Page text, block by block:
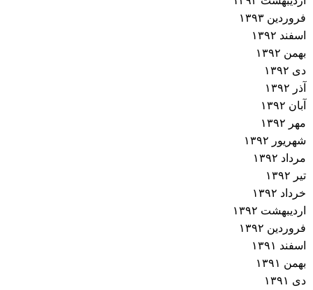
فروردین ۱۳۹۳
اسفند ۱۳۹۲
بهمن ۱۳۹۲
دی ۱۳۹۲
آذر ۱۳۹۲
آبان ۱۳۹۲
مهر ۱۳۹۲
شهریور ۱۳۹۲
مرداد ۱۳۹۲
تیر ۱۳۹۲
خرداد ۱۳۹۲
اردیبهشت ۱۳۹۲
فروردین ۱۳۹۲
اسفند ۱۳۹۱
بهمن ۱۳۹۱
دی ۱۳۹۱